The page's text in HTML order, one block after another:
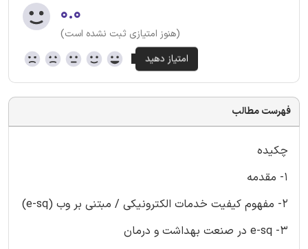
۰.۰
(هنوز امتیازی ثبت نشده است)
فهرست مطالب
چکیده
1- مقدمه
2- مفهوم کیفیت خدمات الکترونیکی / مبتنی بر وب (e-sq)
3- e-sq در صنعت بهداشت و درمان